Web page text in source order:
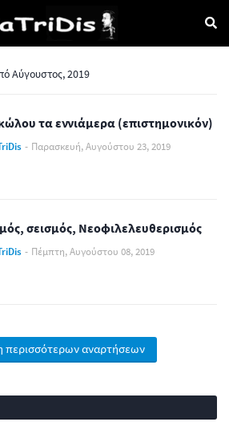
Αύγουστος, 2019
τα εννιάμερα (επιστημονικόν)
- Παρασκευή, Αυγούστου 23, 2019
σεισμός, Νεοφιλελευθερισμός
- Πέμπτη, Αυγούστου 08, 2019
αναρτήσεων